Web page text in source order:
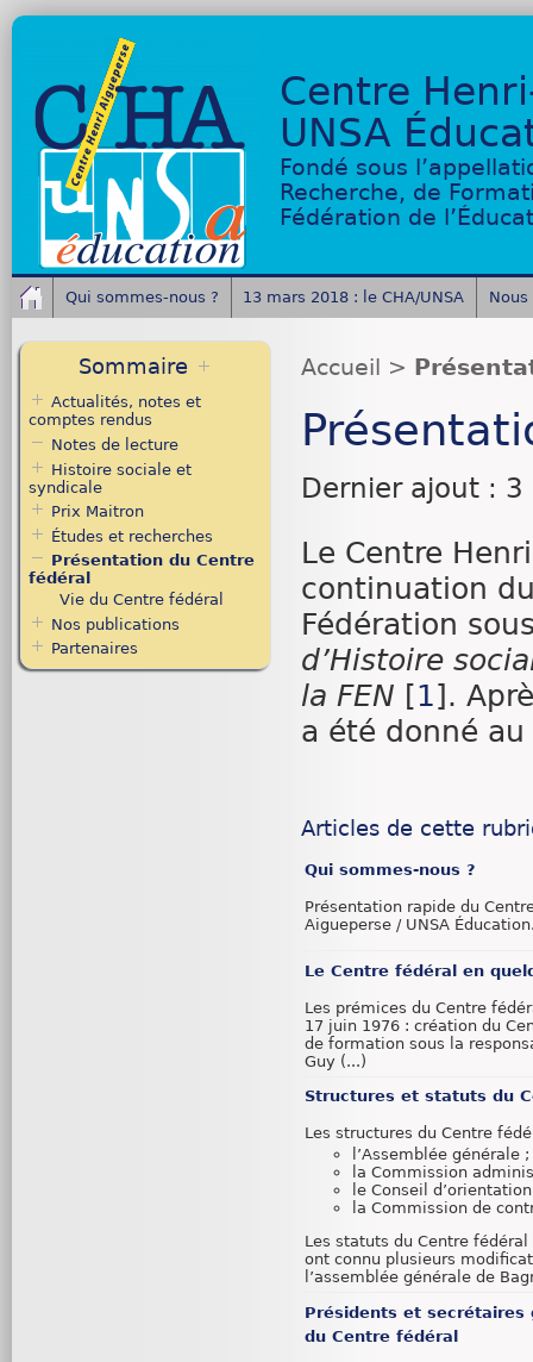
Centre
UNSA
Fondé sous
Recherche, de
Fédération de
Qui sommes-nous ? 13 mars 2018 : le CHA/UNSA
Accueil >
Dernier ajout :
Le Centre
continuation
Fédération
d’Histoire
la FEN [1].
a été donné
Articles de cette
Qui sommes-nous ?
Présentation rapide du
Aigueperse / UNSA
Le Centre fédéral en
Les prémices du Centre
17 juin 1976 : création du
de formation sous la
Guy (...)
Structures et statuts du
Les structures du Centre
l’Assemblée générale ;
la Commission
le Conseil
la Commission de
Les statuts du Centre
ont connu plusieurs
l’assemblée générale de
Présidents et secrétaires
du Centre fédéral
Sommaire
Actualités, notes et
comptes rendus
Notes de lecture
Histoire sociale et
syndicale
Prix Maitron
Études et recherches
Présentation du Centre
fédéral
Vie du Centre fédéral
Nos publications
Partenaires